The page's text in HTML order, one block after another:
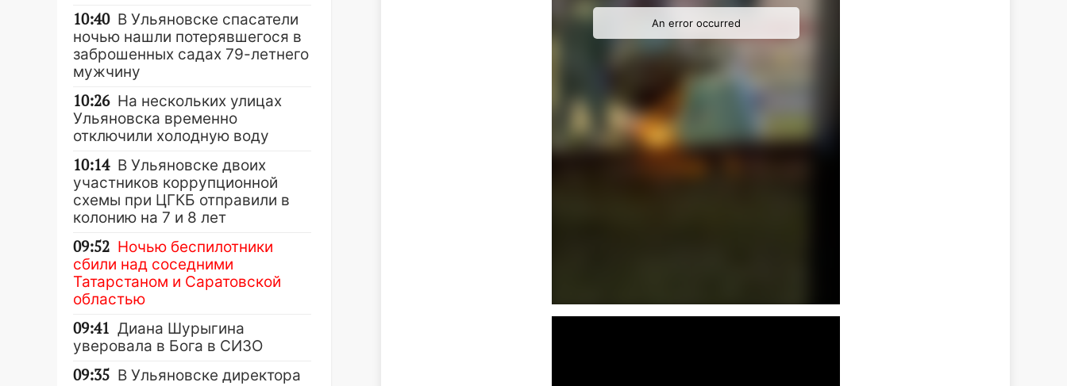
10:40 В Ульяновске спасатели
ночью нашли потерявшегося в
заброшенных садах 79-летнего
мужчину
10:26 На нескольких улицах
Ульяновска временно
отключили холодную воду
10:14 В Ульяновске двоих
участников коррупционной
схемы при ЦГКБ отправили в
колонию на 7 и 8 лет
09:52 Ночью беспилотники
сбили над соседними
Татарстаном и Саратовской
областью
09:41 Диана Шурыгина
уверовала в Бога в СИЗО
09:35 В Ульяновске директора